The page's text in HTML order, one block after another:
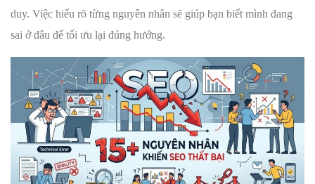
duy. Việc hiểu rõ từng nguyên nhân sẽ giúp bạn biết mình đang
sai ở đâu để tối ưu lại đúng hướng.